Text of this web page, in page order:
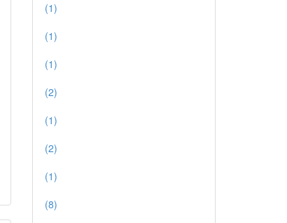
(1)
(1)
(1)
(2)
(1)
(2)
(1)
(8)